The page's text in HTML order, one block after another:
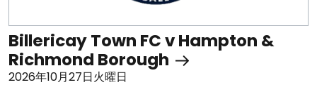
Billericay Town FC v Hampton &
Richmond Borough
2026年10月27日火曜日